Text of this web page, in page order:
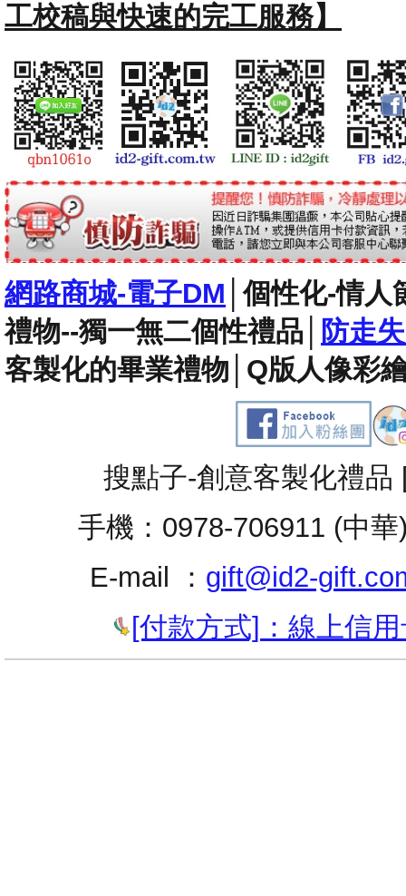
工校稿與快速的完工服務】
網路商城-電子DM │個性化-情人
禮物--獨一無二個性禮品
防走
客製化的畢業禮物 Q版人像彩
搜點子-創意客製化禮
手機：0978-706911 (中
E-mail ： gift@id2-
[付款方式]：線上信